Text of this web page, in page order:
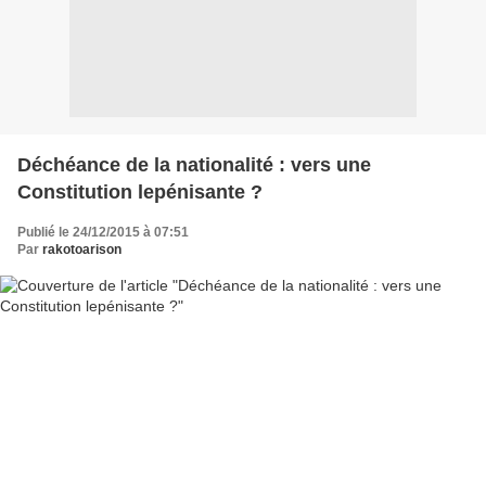
Déchéance de la nationalité : vers une
Constitution lepénisante ?
Publié le 24/12/2015 à 07:51
Par rakotoarison